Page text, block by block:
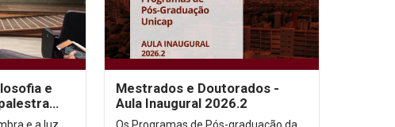
e
e a luz,
Mestrados e Doutorados -
Aula Inaugural 2026.2
Os Programas de Pós-graduação da